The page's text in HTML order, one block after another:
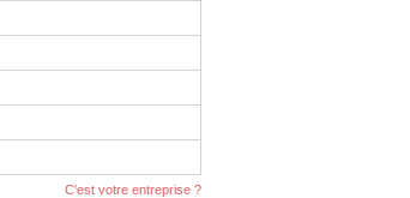
C'est votre entreprise ?